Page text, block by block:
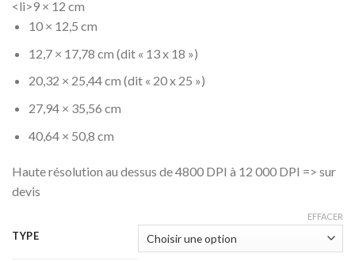
3,50 €
<li>9 × 12 cm
10 × 12,5 cm
12,7 × 17,78 cm (dit « 13 x 18 »)
20,32 × 25,44 cm (dit « 20 x 25 »)
27,94 × 35,56 cm
40,64 × 50,8 cm
Haute résolution au dessus de 4800 DPI à 12 000 DPI => sur
devis
TYPE
EFFACER